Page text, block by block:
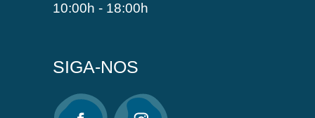
10:00h - 18:00h
SIGA-NOS